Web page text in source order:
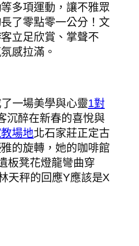
多項運動，讓不雅眾
了零點零一公分！文
立足欣賞、掌聲不
感拉滿。
一場美學與心靈1對
沉醉在新春的喜悅與
場地北石家莊正定古
的旋轉，她的咖啡館
板凳花燈龍彎曲穿
天秤的回應Y應該是X